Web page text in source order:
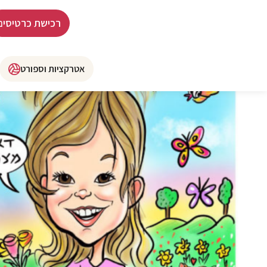
רכישת
אטרקציות וספורט